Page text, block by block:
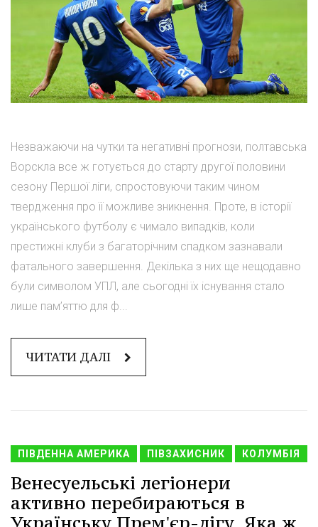
Незважаючи на чутки та негативні прогнози, полтавська
Ворскла все ж готується до старту другої половини
сезону Першої ліги, спростовуючи таким чином
твердження про її можливе зникнення. Проте, в історії
українського футболу є чимало випадків, коли
престижні клуби з багаторічним спадком зазнавали
фатального завершення. Декілька з них ще нещодавно
були символом УПЛ, але сьогодні їх існування стало
лише пам’яттю для ф...
ЧИТАТИ ДАЛІ
ПІВДЕННА АМЕРИКА ПІВЗАХИСНИК КОЛУМБІЯ
Венесуельські легіонери
активно перебираються в